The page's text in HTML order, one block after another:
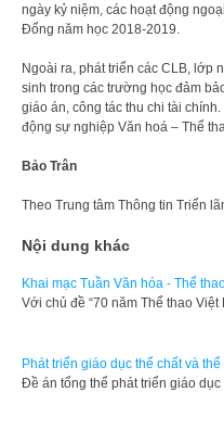
ngày kỷ niệm, các hoạt động
Đổng năm học 2018-2019.
Ngoài ra, phát triển các CLB, lớp
sinh trong các trường học đảm
giáo án, công tác thu chi tài
động sự nghiệp Văn hoá – Thể
Bảo Trân
Theo Trung tâm Thông tin Triển
Nội dung khác
Khai mạc Tuần Văn hóa - Thể
Với chủ đề “70 năm Thể thao
Phát triển giáo dục thể chất và
Đề án tổng thể phát triển giáo